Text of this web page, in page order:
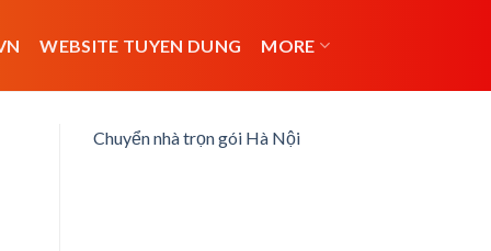
WEBSITE TUYEN DUNG MORE
Chuyển nhà trọn gói Hà Nội